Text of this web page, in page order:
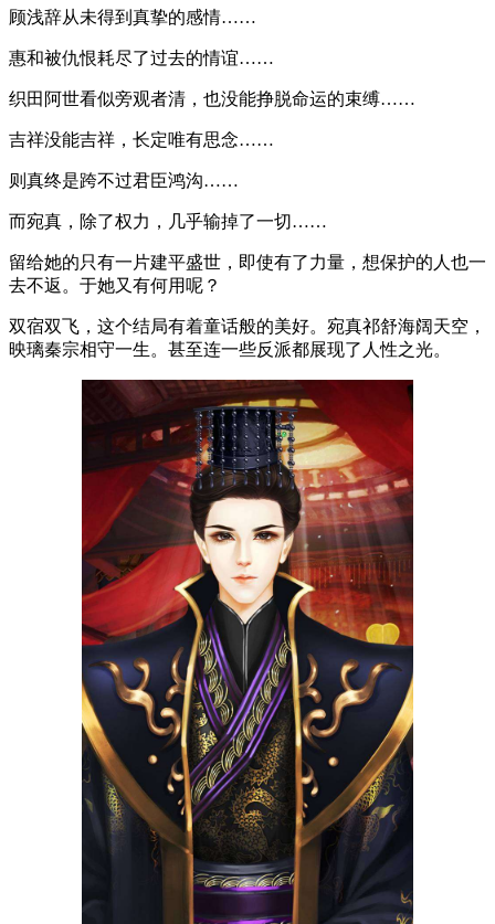
顾浅辞从未得到真挚的感情……
惠和被仇恨耗尽了过去的情谊……
织田阿世看似旁观者清，也没能挣脱命运的束缚……
吉祥没能吉祥，长定唯有思念……
则真终是跨不过君臣鸿沟……
而宛真，除了权力，几乎输掉了一切……
留给她的只有一片建平盛世，即使有了力量，想保护的人也一
去不返。于她又有何用呢？
双宿双飞，这个结局有着童话般的美好。宛真祁舒海阔天空，
映璃秦宗相守一生。甚至连一些反派都展现了人性之光。